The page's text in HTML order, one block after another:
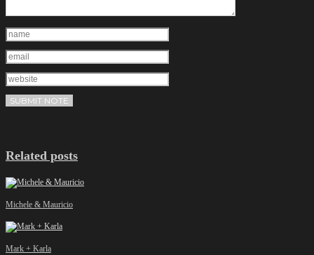
Related posts
Michele & Mauricio
Mark + Karla